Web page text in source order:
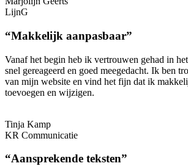
LijnG
“Makkelijk aanpasbaar”
Vanaf het begin heb ik vertrouwen gehad in
snel gereageerd en goed meegedacht. Ik ben
van mijn website en vind het fijn dat ik
toevoegen en wijzigen.
Tinja Kamp
KR Communicatie
“Aansprekende teksten”